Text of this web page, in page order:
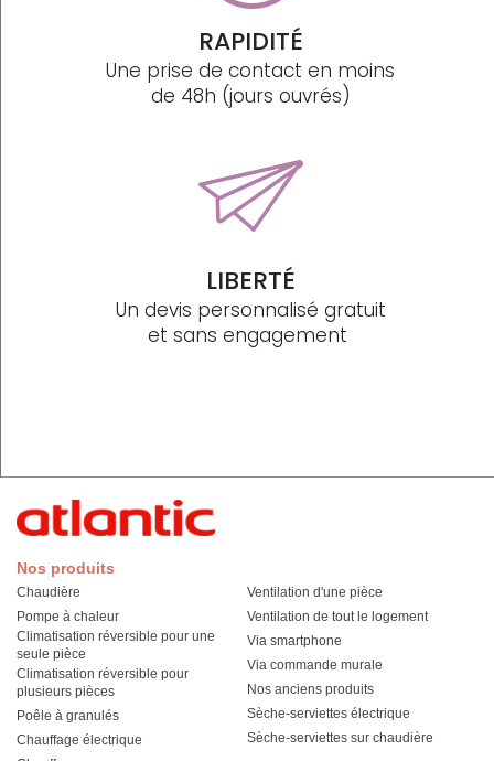
RAPIDITÉ
Une prise de contact en moins
de 48h (jours ouvrés)
LIBERTÉ
Un devis personnalisé gratuit
et sans engagement
Nos produits
Chaudière
Pompe à chaleur
Climatisation réversible pour une
seule pièce
Climatisation réversible pour
plusieurs pièces
Poêle à granulés
Chauffage électrique
Ventilation d'une pièce
Ventilation de tout le logement
Via smartphone
Via commande murale
Nos anciens produits
Sèche-serviettes électrique
Sèche-serviettes sur chaudière